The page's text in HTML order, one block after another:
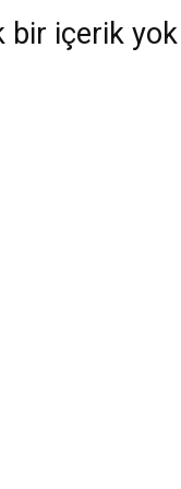
bir içerik yok